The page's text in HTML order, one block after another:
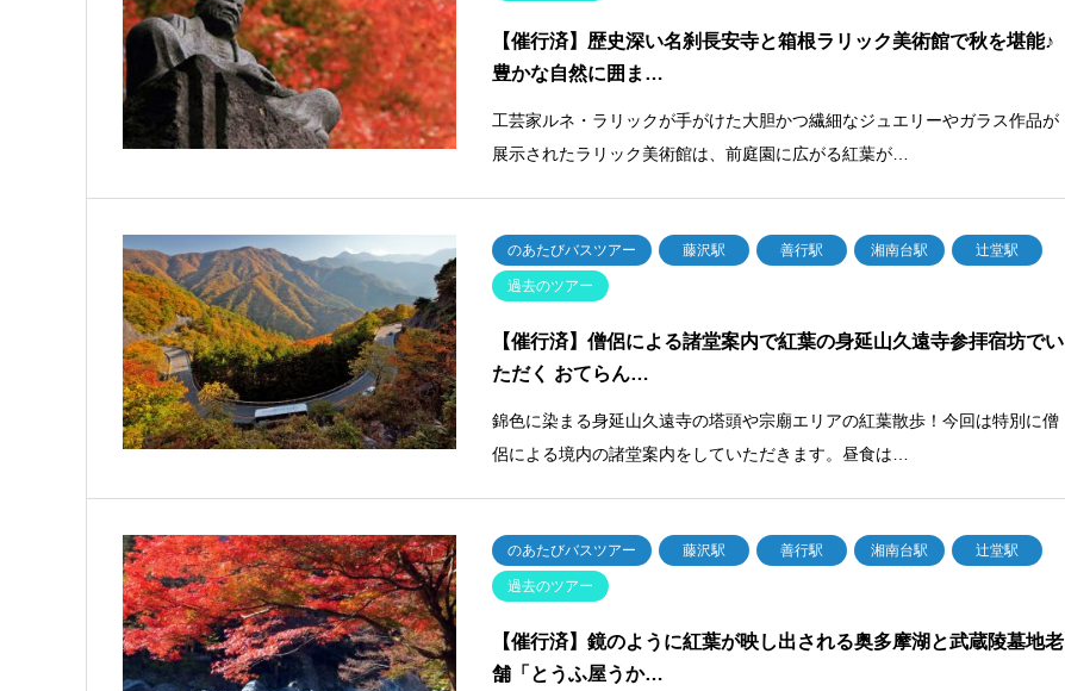
【催行済】歴史深い名刹長安寺と箱根ラリック美術館で秋を堪能♪
豊かな自然に囲ま…
工芸家ルネ・ラリックが手がけた大胆かつ繊細なジュエリーやガラス作品が
展示されたラリック美術館は、前庭園に広がる紅葉が…
のあたびバスツアー 藤沢駅 善行駅 湘南台駅 辻堂駅
過去のツアー
【催行済】僧侶による諸堂案内で紅葉の身延山久遠寺参拝宿坊でい
ただく おてらん…
錦色に染まる身延山久遠寺の塔頭や宗廟エリアの紅葉散歩！今回は特別に僧
侶による境内の諸堂案内をしていただきます。昼食は…
のあたびバスツアー 藤沢駅 善行駅 湘南台駅 辻堂駅
過去のツアー
【催行済】鏡のように紅葉が映し出される奥多摩湖と武蔵陵墓地老
舗「とうふ屋うか…